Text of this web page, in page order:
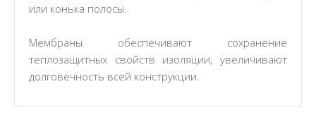
или конька полосы.
Мембраны обеспечивают сохранение
теплозащитных свойств изоляции, увеличивают
долговечность всей конструкции.